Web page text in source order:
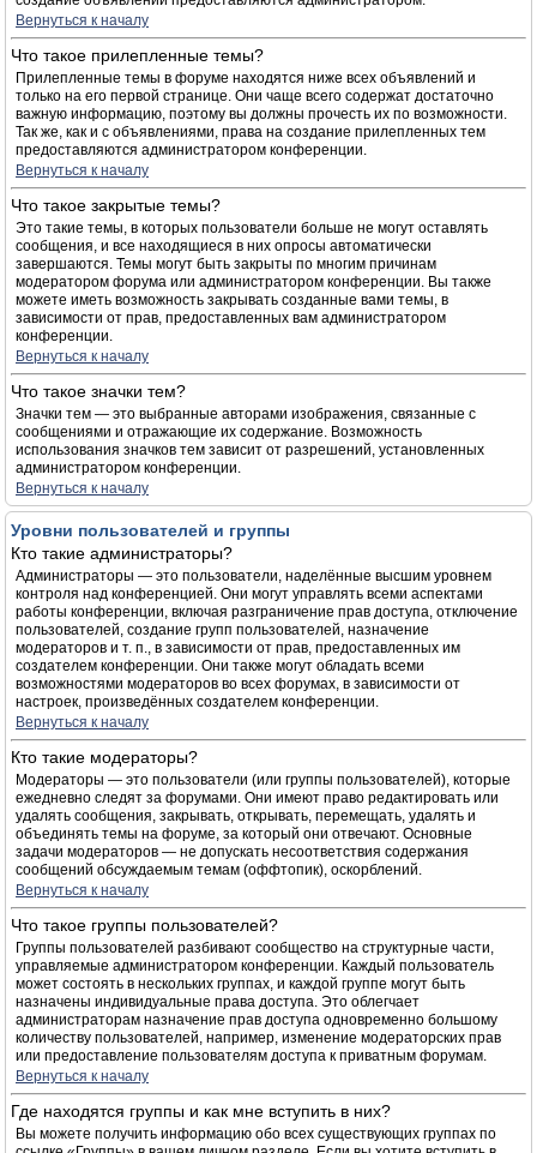
Вернуться к началу
Что такое прилепленные темы?
Прилепленные темы в форуме находятся ниже всех объявлений и
только на его первой странице. Они чаще всего содержат достаточно
важную информацию, поэтому вы должны прочесть их по возможности.
Так же, как и с объявлениями, права на создание прилепленных тем
предоставляются администратором конференции.
Вернуться к началу
Что такое закрытые темы?
Это такие темы, в которых пользователи больше не могут оставлять
сообщения, и все находящиеся в них опросы автоматически
завершаются. Темы могут быть закрыты по многим причинам
модератором форума или администратором конференции. Вы также
можете иметь возможность закрывать созданные вами темы, в
зависимости от прав, предоставленных вам администратором
конференции.
Вернуться к началу
Что такое значки тем?
Значки тем — это выбранные авторами изображения, связанные с
сообщениями и отражающие их содержание. Возможность
использования значков тем зависит от разрешений, установленных
администратором конференции.
Вернуться к началу
Уровни пользователей и группы
Кто такие администраторы?
Администраторы — это пользователи, наделённые высшим уровнем
контроля над конференцией. Они могут управлять всеми аспектами
работы конференции, включая разграничение прав доступа, отключение
пользователей, создание групп пользователей, назначение
модераторов и т. п., в зависимости от прав, предоставленных им
создателем конференции. Они также могут обладать всеми
возможностями модераторов во всех форумах, в зависимости от
настроек, произведённых создателем конференции.
Вернуться к началу
Кто такие модераторы?
Модераторы — это пользователи (или группы пользователей), которые
ежедневно следят за форумами. Они имеют право редактировать или
удалять сообщения, закрывать, открывать, перемещать, удалять и
объединять темы на форуме, за который они отвечают. Основные
задачи модераторов — не допускать несоответствия содержания
сообщений обсуждаемым темам (оффтопик), оскорблений.
Вернуться к началу
Что такое группы пользователей?
Группы пользователей разбивают сообщество на структурные части,
управляемые администратором конференции. Каждый пользователь
может состоять в нескольких группах, и каждой группе могут быть
назначены индивидуальные права доступа. Это облегчает
администраторам назначение прав доступа одновременно большому
количеству пользователей, например, изменение модераторских прав
или предоставление пользователям доступа к приватным форумам.
Вернуться к началу
Где находятся группы и как мне вступить в них?
Вы можете получить информацию обо всех существующих группах по